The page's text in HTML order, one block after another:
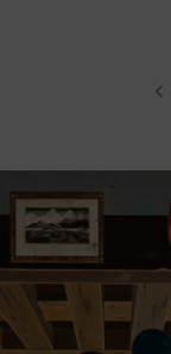
Cookies
Panel
Cookies
Derechos
de Autor